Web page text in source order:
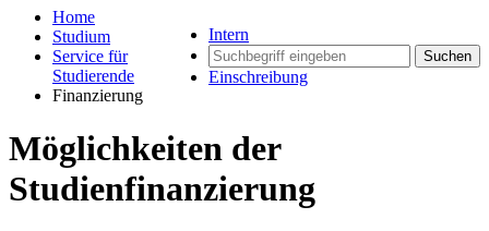
Intern
Suchen
Einschreibung
Home
Studium
Service für
Studierende
Finanzierung
Möglichkeiten der
Studienfinanzierung